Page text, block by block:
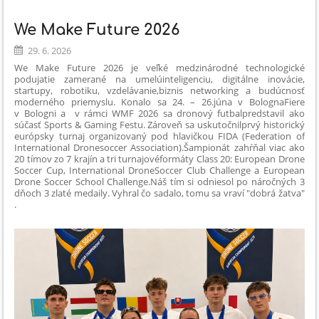
We Make Future 2026
29. 6. 2026
We Make Future 2026 je veľké medzinárodné technologické
podujatie zamerané na umelúinteligenciu, digitálne inovácie,
startupy, robotiku, vzdelávanie,biznis networking a budúcnosť
moderného priemyslu. Konalo sa 24. – 26.júna v BolognaFiere
v Bologni a v rámci WMF 2026 sa dronový futbalpredstavil ako
súčasť Sports & Gaming Festu. Zároveň sa uskutočnilprvý historický
európsky turnaj organizovaný pod hlavičkou FIDA (Federation of
International Dronesoccer Association).Šampionát zahŕňal viac ako
20 tímov zo 7 krajín a tri turnajovéformáty Class 20: European Drone
Soccer Cup, International DroneSoccer Club Challenge a European
Drone Soccer School Challenge.Náš tím si odniesol po náročných 3
dňoch 3 zlaté medaily. Vyhral čo sadalo, tomu sa vraví "dobrá žatva"
.